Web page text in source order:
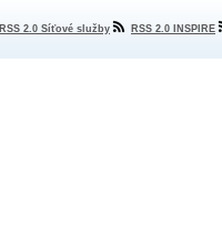
RSS 2.0 Síťové služby RSS 2.0 INSPIRE